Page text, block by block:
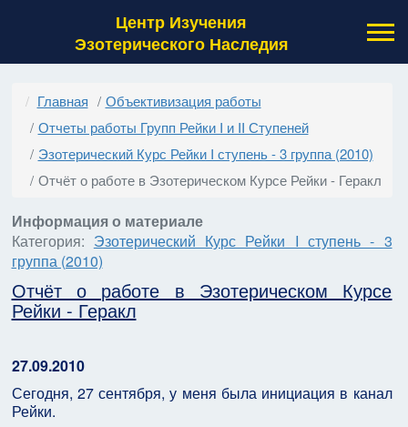
Центр Изучения
Эзотерического Наследия
Главная
Объективизация работы
Отчеты работы Групп Рейки I и II Ступеней
Эзотерический Курс Рейки I ступень - 3 группа (2010)
Отчёт о работе в Эзотерическом Курсе Рейки - Геракл
Информация о материале
Категория: Эзотерический Курс Рейки I ступень - 3
группа (2010)
Отчёт о работе в Эзотерическом Курсе
Рейки - Геракл
27.09.2010
Сегодня, 27 сентября, у меня была инициация в канал
Рейки.